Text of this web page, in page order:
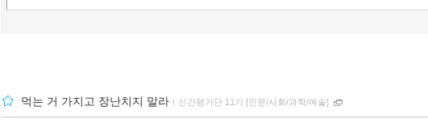
먹는 거 가지고 장난치지 말라 ｌ 신간평가단 11기 [인문/사회/과학/예술]